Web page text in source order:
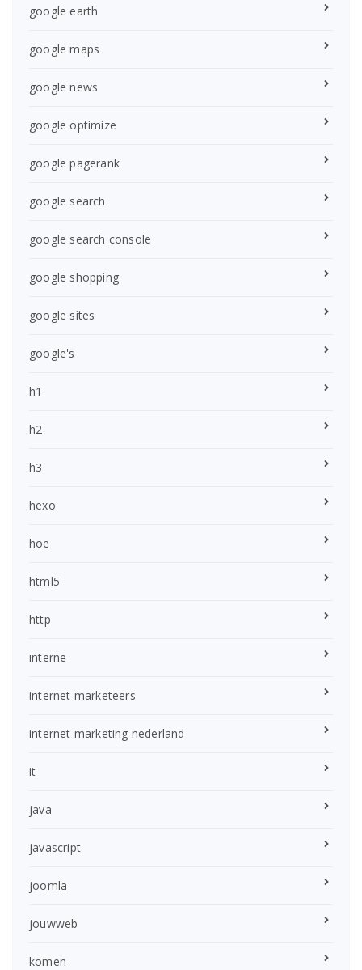
google earth
google maps
google news
google optimize
google pagerank
google search
google search console
google shopping
google sites
google's
h1
h2
h3
hexo
hoe
html5
http
interne
internet marketeers
internet marketing nederland
it
java
javascript
joomla
jouwweb
komen